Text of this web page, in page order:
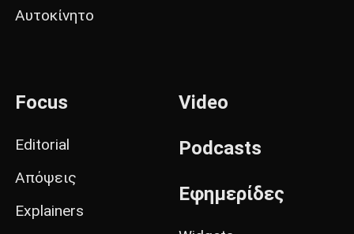
Αυτοκίνητο
Focus
Editorial
Απόψεις
Explainers
Video
Podcasts
Εφημερίδες